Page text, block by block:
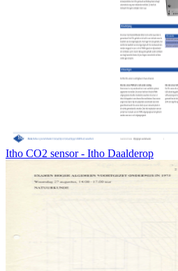
Itho CO2 sensor - Itho Daalderop